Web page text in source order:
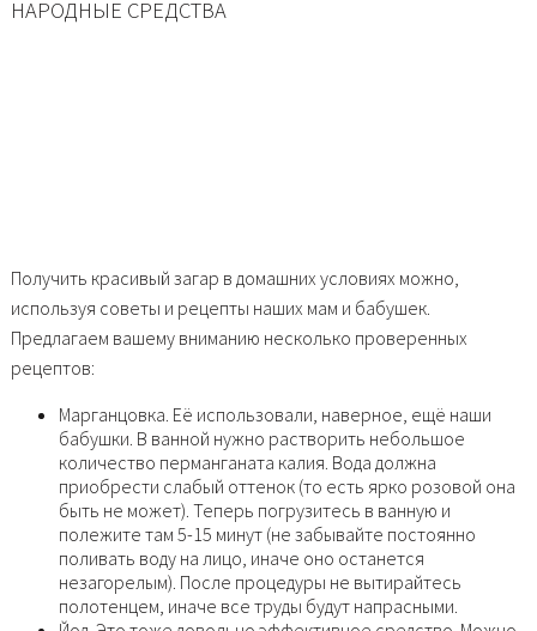
НАРОДНЫЕ СРЕДСТВА
Получить красивый загар в домашних условиях можно,
используя советы и рецепты наших мам и бабушек.
Предлагаем вашему вниманию несколько проверенных
рецептов:
Марганцовка. Её использовали, наверное, ещё наши
бабушки. В ванной нужно растворить небольшое
количество перманганата калия. Вода должна
приобрести слабый оттенок (то есть ярко розовой она
быть не может). Теперь погрузитесь в ванную и
полежите там 5-15 минут (не забывайте постоянно
поливать воду на лицо, иначе оно останется
незагорелым). После процедуры не вытирайтесь
полотенцем, иначе все труды будут напрасными.